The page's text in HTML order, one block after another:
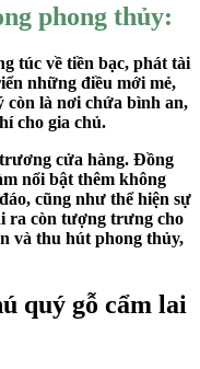
phong thủy:
túc về tiền bạc, phát tài
những điều mới mẻ,
còn là nơi chứa bình an,
cho gia chủ.
cửa hàng. Đồng
nổi bật thêm không
cũng như thể hiện sự
ra còn tượng trưng cho
và thu hút phong thủy,
quý gỗ cẩm lai